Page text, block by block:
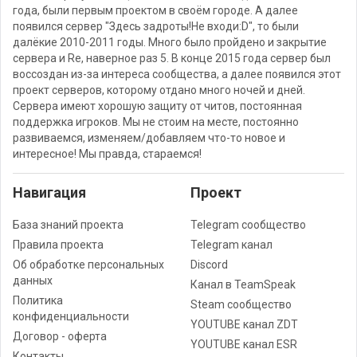
года, были первым проектом в своём городе. А далее
появился сервер "Здесь задроты!Не входи:D", то были
далёкие 2010-2011 годы. Много было пройдено и закрытие
сервера и Re, наверное раз 5. В конце 2015 года сервер был
воссоздан из-за интереса сообщества, а далее появился этот
проект серверов, которому отдано много ночей и дней.
Сервера имеют хорошую защиту от читов, постоянная
поддержка игроков. Мы не стоим на месте, постоянно
развиваемся, изменяем/добавляем что-то новое и
интересное! Мы правда, стараемся!
Навигация
База знаний проекта
Правила проекта
Об обработке персональных
данных
Политика
конфиденциальности
Договор - оферта
Проект
Telegram сообщество
Telegram канал
Discord
Канал в TeamSpeak
Steam сообщество
YOUTUBE канал ZDT
YOUTUBE канал ESR